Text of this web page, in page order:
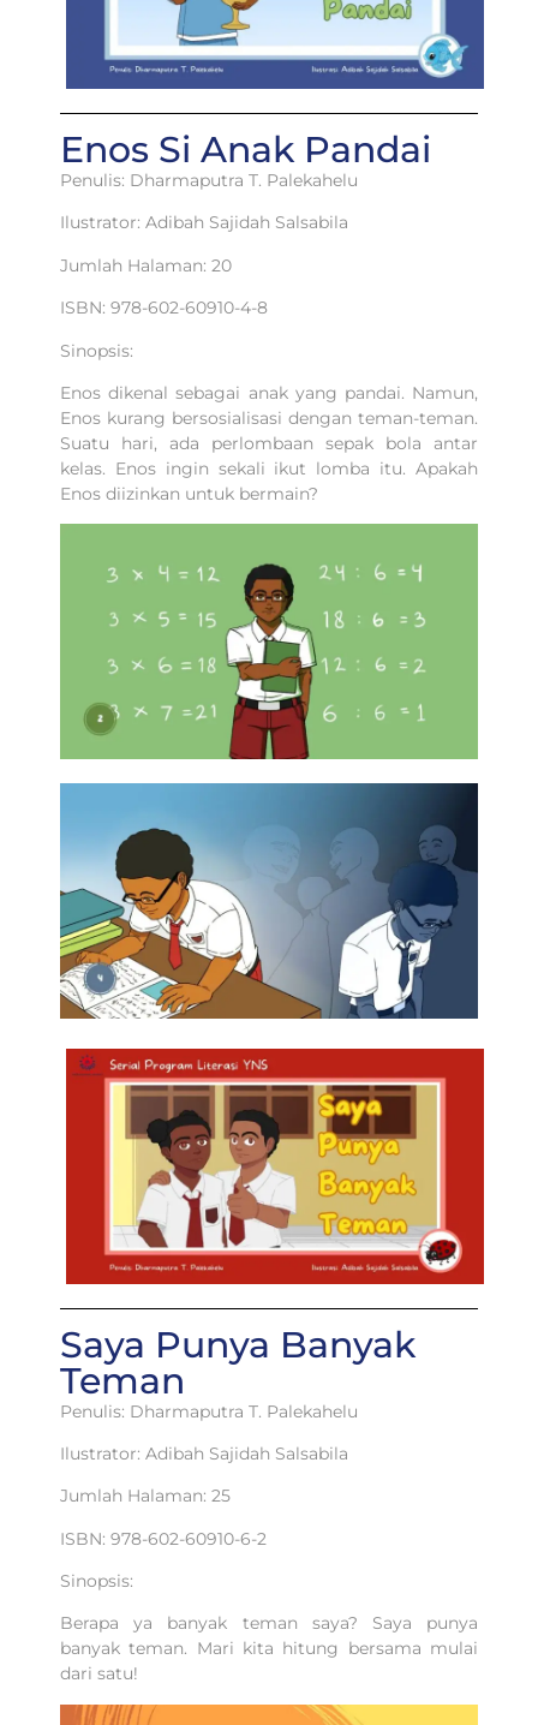
Enos Si Anak Pandai
Penulis: Dharmaputra T. Palekahelu
Ilustrator: Adibah Sajidah Salsabila
Jumlah Halaman: 20
ISBN: 978-602-60910-4-8
Sinopsis:
Enos dikenal sebagai anak yang pandai. Namun,
Enos kurang bersosialisasi dengan teman-teman.
Suatu hari, ada perlombaan sepak bola antar
kelas. Enos ingin sekali ikut lomba itu. Apakah
Enos diizinkan untuk bermain?
Saya Punya Banyak
Teman
Penulis: Dharmaputra T. Palekahelu
Ilustrator: Adibah Sajidah Salsabila
Jumlah Halaman: 25
ISBN: 978-602-60910-6-2
Sinopsis:
Berapa ya banyak teman saya? Saya punya
banyak teman. Mari kita hitung bersama mulai
dari satu!